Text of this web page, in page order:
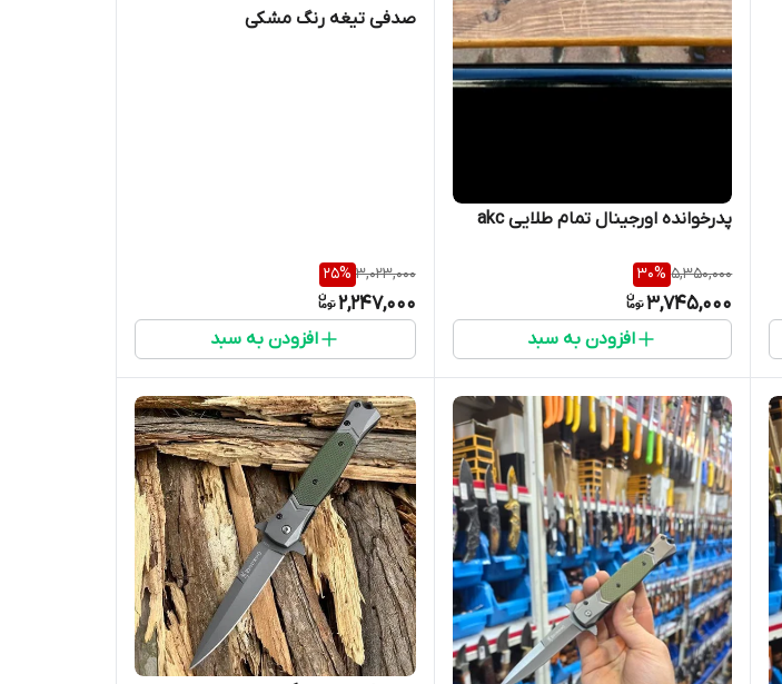
پدرخوانده اورجینال تمام طلایی akc
5,350,000
30%
3,745,000
افزودن به سبد
صدفی تیغه رنگ مشکی
3,023,000
25%
2,247,000
افزودن به سبد